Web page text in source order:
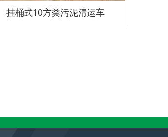
挂桶式10方粪污泥清运车